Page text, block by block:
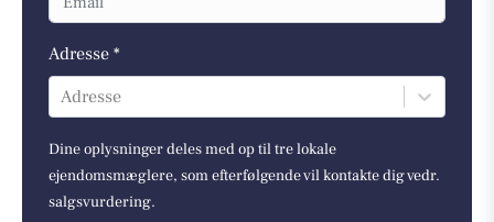
Adresse *
Adresse
Dine oplysninger deles med op til tre lokale
ejendomsmæglere, som efterfølgende vil kontakte dig vedr.
salgsvurdering.